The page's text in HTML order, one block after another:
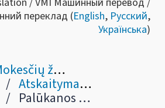
переклад (English, Русский,
Українська)
žinynas
Atskaitymai (PMĮ V, VI skyriai)
Palūkanos (30-1)